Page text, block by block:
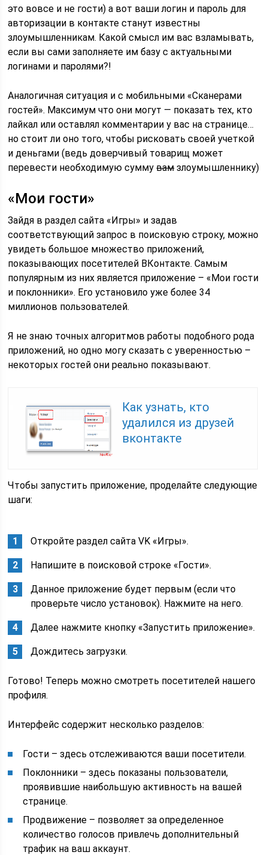
это вовсе и не гости) а вот ваши логин и пароль для
авторизации в контакте станут известны
злоумышленникам. Какой смысл им вас взламывать,
если вы сами заполняете им базу с актуальными
логинами и паролями?!
Аналогичная ситуация и с мобильными «Сканерами
гостей». Максимум что они могут — показать тех, кто
лайкал или оставлял комментарии у вас на странице…
но стоит ли оно того, чтобы рисковать своей учеткой
и деньгами (ведь доверчивый товарищ может
перевести необходимую суммувамзлоумышленнику)
«Мои гости»
Зайдя в раздел сайта «Игры» и задав
соответствующий запрос в поисковую строку, можно
увидеть большое множество приложений,
показывающих посетителей ВКонтакте. Самым
популярным из них является приложение – «Мои гости
и поклонники». Его установило уже более 34
миллионов пользователей.
Я не знаю точных алгоритмов работы подобного рода
приложений, но одно могу сказать с уверенностью –
некоторых гостей они реально показывают.
Как узнать, кто
удалился из друзей
вконтакте
Чтобы запустить приложение, проделайте следующие
шаги:
Откройте раздел сайта VK «Игры».
Напишите в поисковой строке «Гости».
Данное приложение будет первым (если что
проверьте число установок). Нажмите на него.
Далее нажмите кнопку «Запустить приложение».
Дождитесь загрузки.
Готово! Теперь можно смотреть посетителей нашего
профиля.
Интерфейс содержит несколько разделов:
Гости – здесь отслеживаются ваши посетители.
Поклонники – здесь показаны пользователи,
проявившие наибольшую активность на вашей
странице.
Продвижение – позволяет за определенное
количество голосов привлечь дополнительный
трафик на ваш аккаунт.